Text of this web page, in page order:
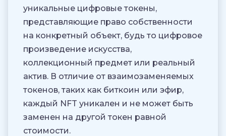
уникальные цифровые токены,
представляющие право собственности
на конкретный объект, будь то цифровое
произведение искусства,
коллекционный предмет или реальный
актив. В отличие от взаимозаменяемых
токенов, таких как биткоин или эфир,
каждый NFT уникален и не может быть
заменен на другой токен равной
стоимости.